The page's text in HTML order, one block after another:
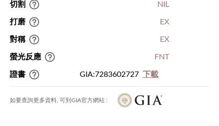
切割 NIL
打磨 EX
對稱 EX
螢光反應 FNT
證書 GIA:7283602727 下載
如要查詢更多資料, 可到GIA官方網站 :